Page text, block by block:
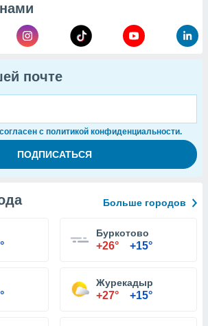
почте
с политикой конфиденциальности.
Больше городов
Буркотово
+26° +15°
Журекадыр
+27° +15°